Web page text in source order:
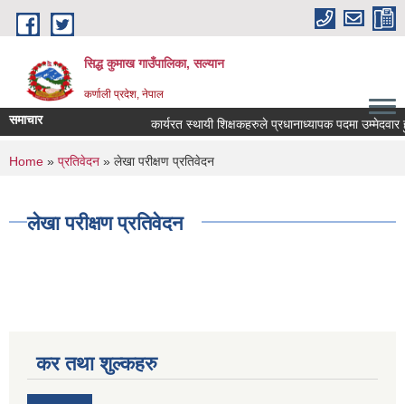
Skip to main content
सिद्ध कुमाख गाउँपालिका, सल्यान
कर्णाली प्रदेश, नेपाल
समाचार कार्यरत स्थायी शिक्षकहरुले प्रधानाध्यापक पदमा उम्मेदवार
You are here
Home » प्रतिवेदन » लेखा परीक्षण प्रतिवेदन
लेखा परीक्षण प्रतिवेदन
कर तथा शुल्कहरु